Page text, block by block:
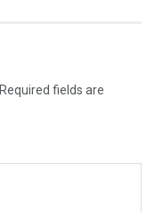
Required fields are